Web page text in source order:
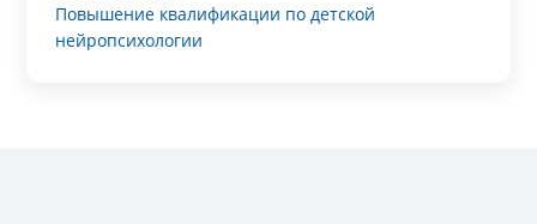
Повышение квалификации по детской
нейропсихологии